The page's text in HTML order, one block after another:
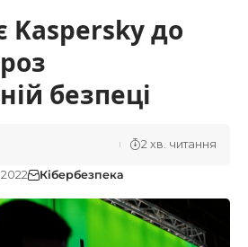
до
безпеці
Кібербезпека
2 хв. читання